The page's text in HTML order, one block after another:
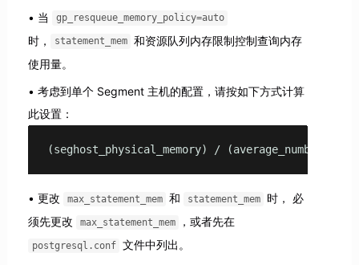
当 gp_resqueue_memory_policy=auto
时， statement_mem
和资源队列内存限制控制查询内存
使用量。
考虑到单个 Segment 主机的配置，请按如下方式计算
此设置：
(seghost_physical_memory) /
更改 max_statement_mem 和 statement_mem
时， 必
须先更改
max_statement_mem ，或者先在
postgresql.conf 文件中列出。